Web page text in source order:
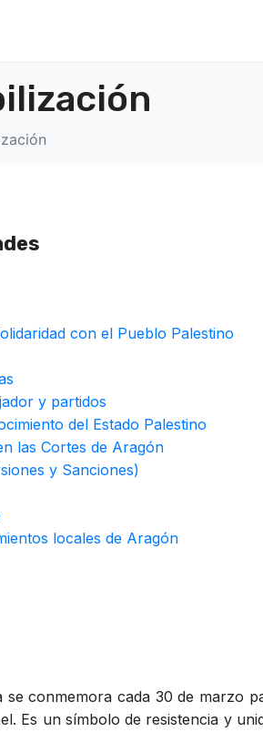
con el Pueblo Palestino
y partidos
del Estado Palestino
las Cortes de Aragón
y Sanciones)
locales de Aragón
se conmemora cada 30 de marzo
Es un símbolo de resistencia y